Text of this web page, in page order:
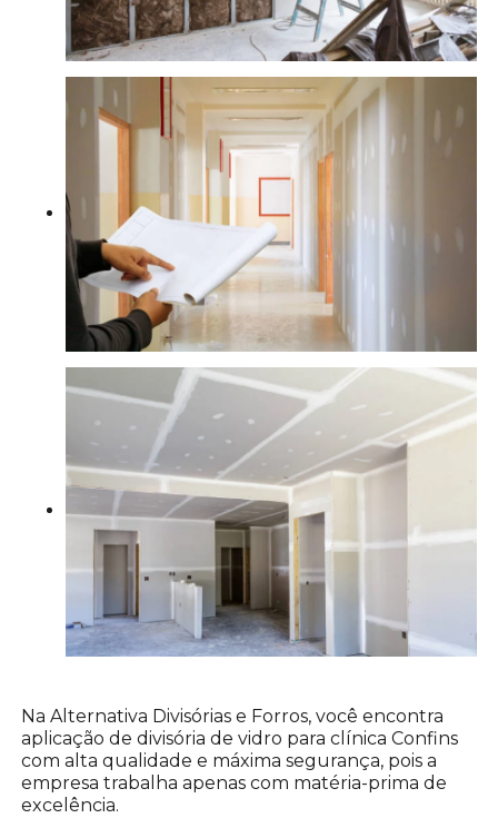
Na Alternativa Divisórias e Forros, você encontra
aplicação de divisória de vidro para clínica Confins
com alta qualidade e máxima segurança, pois a
empresa trabalha apenas com matéria-prima de
excelência.